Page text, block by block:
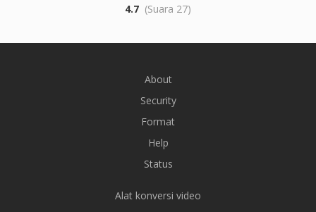
4.7 (Suara 27)
About
Security
Format
Help
Status
Alat konversi video